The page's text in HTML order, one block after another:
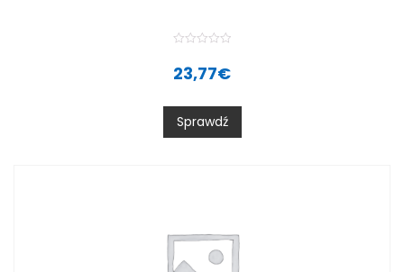
t
0
o
u
t
23,77€
Sprawdź